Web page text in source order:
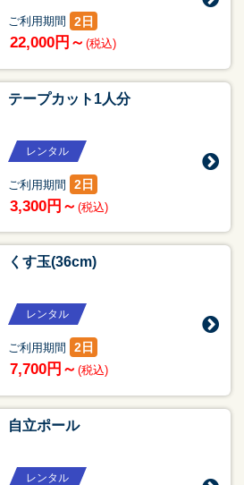
ご利用期間 2日
22,000円～ (税込)
テープカット1人分
レンタル
ご利用期間 2日
3,300円～ (税込)
くす玉(36cm)
レンタル
ご利用期間 2日
7,700円～ (税込)
自立ポール
レンタル